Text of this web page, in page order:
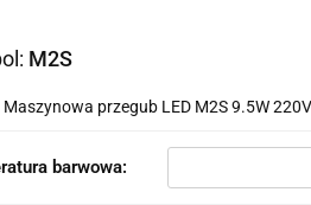
M2S
przegub LED M2S 9.5W 220V
barwowa: